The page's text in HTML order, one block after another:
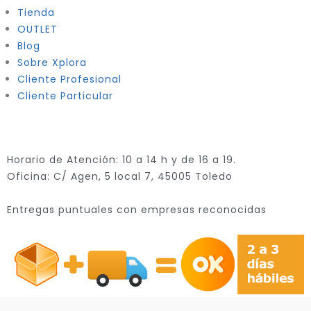
Tienda
OUTLET
Blog
Sobre Xplora
Cliente Profesional
Cliente Particular
Horario de Atención: 10 a 14 h y de 16 a 19.
Oficina: C/ Agen, 5 local 7, 45005 Toledo
Entregas puntuales con empresas reconocidas